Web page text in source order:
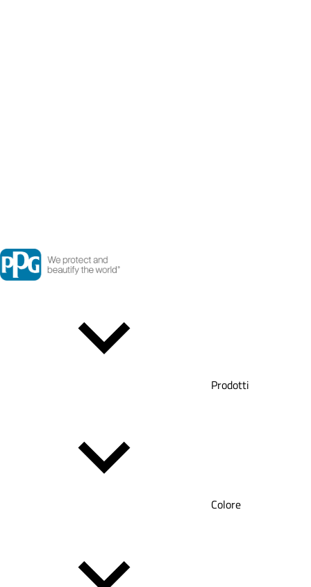
Prodotti
Colore